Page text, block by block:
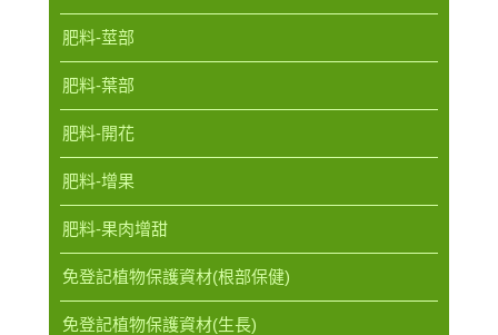
肥料-莖部
肥料-葉部
肥料-開花
肥料-增果
肥料-果肉增甜
免登記植物保護資材(根部保健)
免登記植物保護資材(生長)